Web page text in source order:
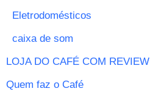
Eletrodomésticos
caixa de som
LOJA DO CAFÉ COM REVIEW
Quem faz o Café